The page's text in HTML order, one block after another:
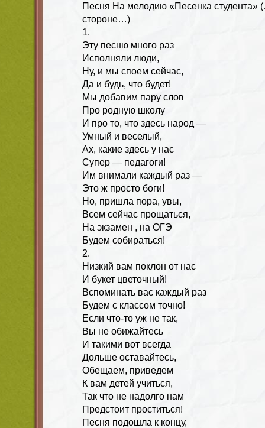
Песня На мелодию «Песенка студента»
стороне…)
1.
Эту песню много раз
Исполняли люди,
Ну, и мы споем сейчас,
Да и будь, что будет!
Мы добавим пару слов
Про родную школу
И про то, что здесь народ —
Умный и веселый,
Ах, какие здесь у нас
Супер — педагоги!
Им внимали каждый раз —
Это ж просто боги!
Но, пришла пора, увы,
Всем сейчас прощаться,
На экзамен , на ОГЭ
Будем собираться!
2.
Низкий вам поклон от нас
И букет цветочный!
Вспоминать вас каждый раз
Будем с классом точно!
Если что-то уж не так,
Вы не обижайтесь
И такими вот всегда
Дольше оставайтесь,
Обещаем, приведем
К вам детей учиться,
Так что не надолго нам
Предстоит проститься!
Песня подошла к концу,